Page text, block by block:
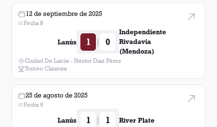
12 de septiembre de 2025
Fecha 8
Lanús 1 | 0
Independiente
Rivadavia
(Mendoza)
Ciudad De Lanús - Néstor Diaz Pérez
Torneo Clausura
25 de agosto de 2025
Fecha 6
Lanús 1 | 1 River Plate